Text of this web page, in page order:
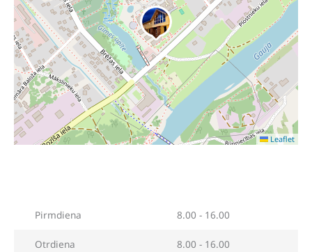
Leaflet
Pirmdiena 8.00 - 16.00
Otrdiena 8.00 - 16.00